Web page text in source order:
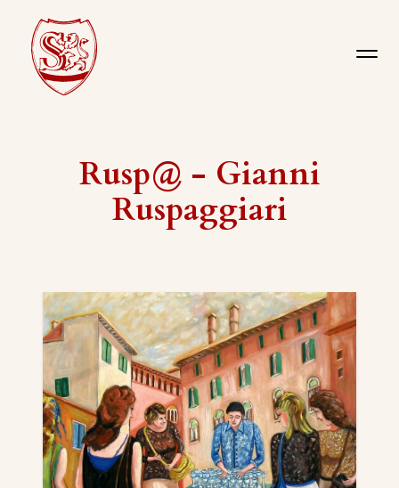
Rusp@ - Gianni
Ruspaggiari